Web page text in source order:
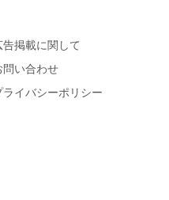
告掲載に関して
問い合わせ
ライバシーポリシー